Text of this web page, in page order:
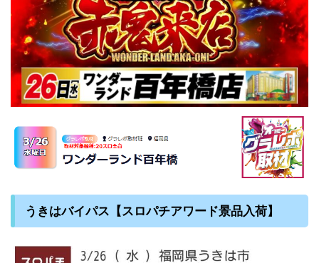
うきはバイパス【スロパチアワード景品入荷】